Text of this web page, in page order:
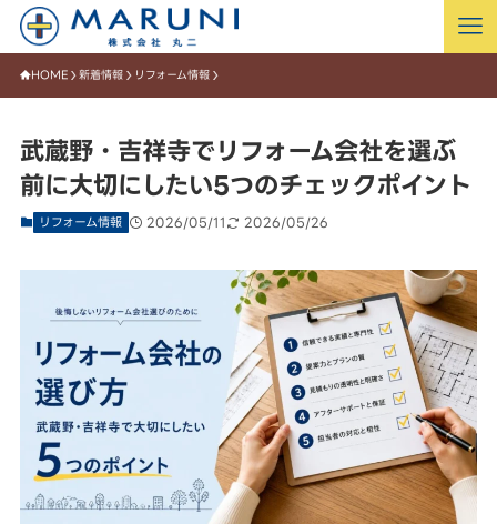
HOME 新着情報 リフォーム情報
武蔵野・吉祥寺でリフォーム会社を選ぶ
前に大切にしたい5つのチェックポイント
リフォーム情報 2026/05/11 2026/05/26